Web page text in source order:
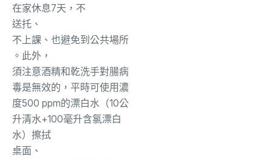
在家休息7天，不
送托、
不上課、也避免到公共場所
。 此外，
須注意酒精和乾洗手對腸病
毒是無效的，平時可使用濃
度500 ppm的漂白水（10公
升清水+100毫升含氯漂白
水）擦拭
桌面 、